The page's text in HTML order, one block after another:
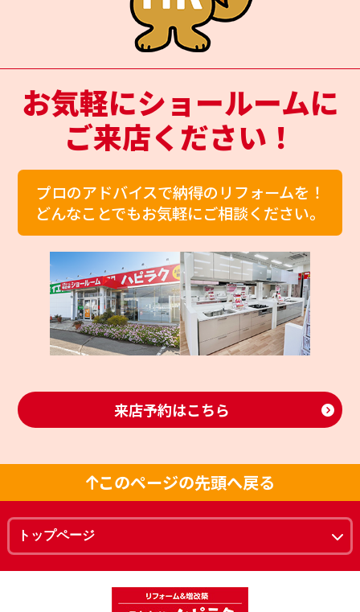
お気軽にショールームに
ご来店ください！
プロのアドバイスで納得のリフォームを！
どんなことでもお気軽にご相談ください。
来店予約はこちら
このページの先頭へ戻る